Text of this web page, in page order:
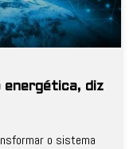
energética, diz
o sistema